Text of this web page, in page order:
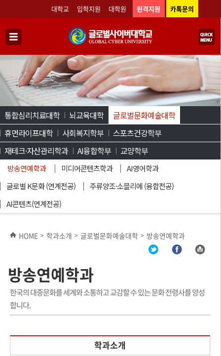
대학교 입학지원 대학원 원격지원 카톡문의
통합심리치료대학 뇌교육대학 글로벌문화예술대학
방송연예학과 미디어콘텐츠학과
AI영어학과
글로벌 K문화 (연계전공)
주류양조·소믈리에 (융합전공)
AI콘텐츠(연계전공)
휴먼라이프대학 사회복지학부
스포츠건강학부
재테크·자산관리학과
AI융합학부 교양학부
HOME > 학과소개 > 글로벌문화예술대학 > 방송연예학과
방송연예학과
한국의 대중문화를 세계와 소통하고 교감할 수 있는 문화 전령사를 양성
합니다.
학과소개